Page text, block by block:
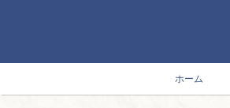
ホーム